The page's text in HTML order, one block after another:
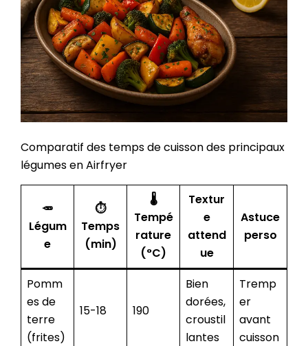
Comparatif des temps de cuisson des principaux
légumes en Airfryer
🥕
Légum
e
⏱️
Temps
(min)
🌡️
Tempé
rature
(°C)
Textur
e
attend
ue
Astuce
perso
Pomm
es de
terre
(frites)
15-18 190
Bien
dorées,
croustil
lantes
Tremp
er
avant
cuisson